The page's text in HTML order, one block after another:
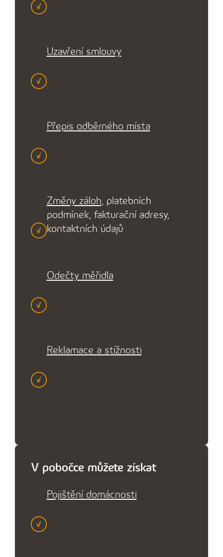
Uzavření smlouvy
Přepis odběrného místa
Změny záloh, platebních
podmínek, fakturační adresy,
kontaktních údajů
Odečty měřidla
Reklamace a stížnosti
V pobočce můžete získat
Pojištění domácnosti